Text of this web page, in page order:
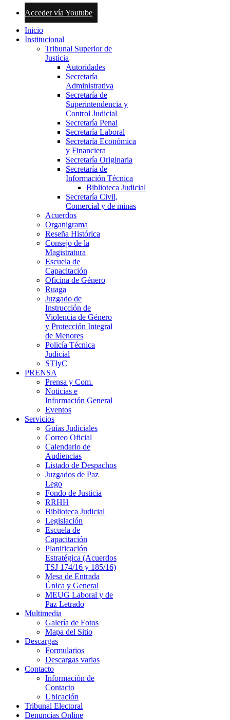
Acceder vía Youtube
Inicio
Institucional
Tribunal Superior de
Justicia
Autoridades
Secretaría
Administrativa
Secretaría de
Superintendencia y
Control Judicial
Secretaría Penal
Secretaría Laboral
Secretaría Económica
y Financiera
Secretaría Originaria
Secretaría de
Información Técnica
Biblioteca Judicial
Secretaría Civil,
Comercial y de minas
Acuerdos
Organigrama
Reseña Histórica
Consejo de la
Magistratura
Escuela de
Capacitación
Oficina de Género
Ruaga
Juzgado de
Instrucción de
Violencia de Género
y Protección Integral
de Menores
Policía Técnica
Judicial
STIyC
PRENSA
Prensa y Com.
Noticias e
Información General
Eventos
Servicios
Guías Judiciales
Correo Oficial
Calendario de
Audiencias
Listado de Despachos
Juzgados de Paz
Lego
Fondo de Justicia
RRHH
Biblioteca Judicial
Legislación
Escuela de
Capacitación
Planificación
Estratégica (Acuerdos
TSJ 174/16 y 185/16)
Mesa de Entrada
Única y General
MEUG Laboral y de
Paz Letrado
Multimedia
Galería de Fotos
Mapa del Sitio
Descargas
Formularios
Descargas varias
Contacto
Información de
Contacto
Ubicación
Tribunal Electoral
Denuncias Online